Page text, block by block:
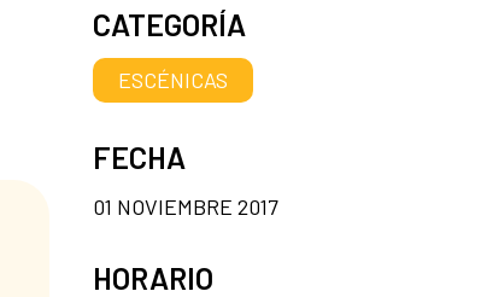
CATEGORÍA
ESCÉNICAS
FECHA
01 NOVIEMBRE 2017
HORARIO